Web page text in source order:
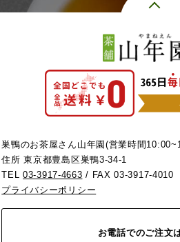
巣鴨のお茶屋さん山年園(営業時間
住所 東京都豊島区巣鴨3-34-1
TEL03-3917-4663 / FAX 03-3917-4010
プライバシーポリシー
お電話でのご注文